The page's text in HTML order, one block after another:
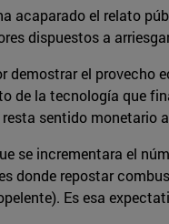
acaparado el relato
dispuestos a
el
la tecnología que
sentido monetario
se incrementara el
donde repostar
Es esa